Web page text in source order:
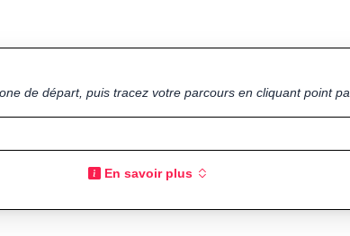
de départ, puis tracez votre parcours en cliquant point
En savoir plus